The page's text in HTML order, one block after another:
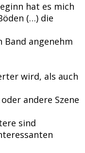
hat es mich
(…) die
Band angenehm
wird, als auch
andere Szene
sind